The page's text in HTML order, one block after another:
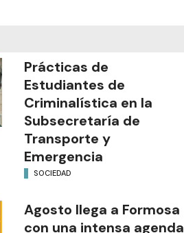
Prácticas de
Estudiantes de
Criminalística en la
Subsecretaría de
Transporte y
Emergencia
SOCIEDAD
Agosto llega a Formosa
con una intensa agenda